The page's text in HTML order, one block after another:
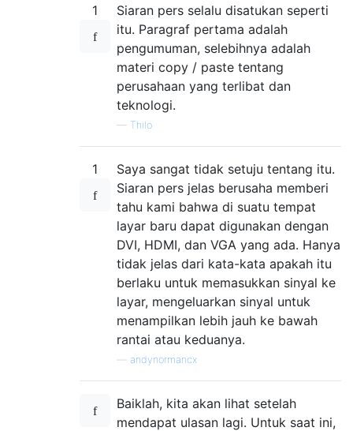
1
Siaran pers selalu disatukan seperti
itu. Paragraf pertama adalah
pengumuman, selebihnya adalah
materi copy / paste tentang
perusahaan yang terlibat dan
teknologi.
— Thilo
1
Saya sangat tidak setuju tentang itu.
Siaran pers jelas berusaha memberi
tahu kami bahwa di suatu tempat
layar baru dapat digunakan dengan
DVI, HDMI, dan VGA yang ada. Hanya
tidak jelas dari kata-kata apakah itu
berlaku untuk memasukkan sinyal ke
layar, mengeluarkan sinyal untuk
menampilkan lebih jauh ke bawah
rantai atau keduanya.
andynormancx
Baiklah, kita akan lihat setelah
mendapat ulasan lagi. Untuk saat ini,